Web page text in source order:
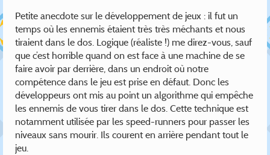
Petite anecdote sur le développement de jeux : il fut un
temps où les ennemis étaient très très méchants et nous
tiraient dans le dos. Logique (réaliste !) me direz-vous, sauf
que c’est horrible quand on est face à une machine de se
faire avoir par derrière, dans un endroit où notre
compétence dans le jeu est prise en défaut. Donc les
développeurs ont mis au point un algorithme qui empêche
les ennemis de vous tirer dans le dos. Cette technique est
notamment utilisée par les speed-runners pour passer les
niveaux sans mourir. Ils courent en arrière pendant tout le
jeu.